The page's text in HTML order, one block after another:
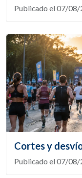
Publicado el 07/08/
Cortes y
Publicado el 07/08/